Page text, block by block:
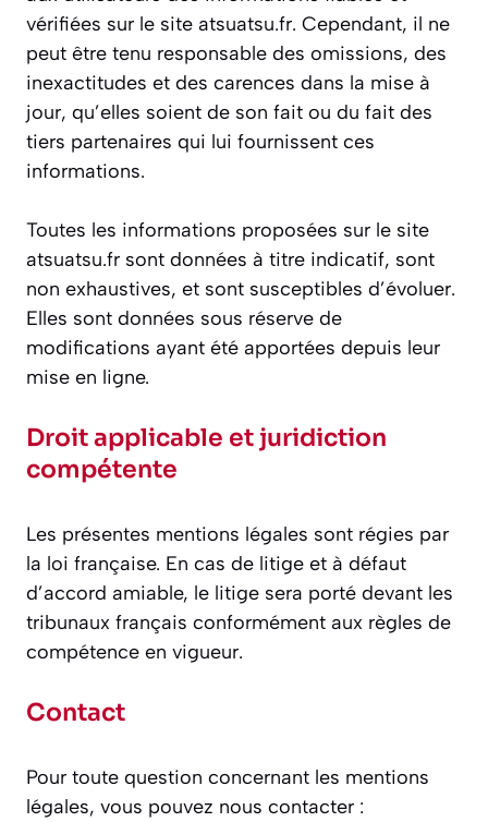
vérifiées sur le site atsuatsu.fr. Cependant, il ne
peut être tenu responsable des omissions, des
inexactitudes et des carences dans la mise à
jour, qu’elles soient de son fait ou du fait des
tiers partenaires qui lui fournissent ces
informations.​
Toutes les informations proposées sur le site
atsuatsu.fr sont données à titre indicatif, sont
non exhaustives, et sont susceptibles d’évoluer.
Elles sont données sous réserve de
modifications ayant été apportées depuis leur
mise en ligne.​
Droit applicable et juridiction
compétente
Les présentes mentions légales sont régies par
la loi française. En cas de litige et à défaut
d’accord amiable, le litige sera porté devant les
tribunaux français conformément aux règles de
compétence en vigueur.​
Contact
Pour toute question concernant les mentions
légales, vous pouvez nous contacter :